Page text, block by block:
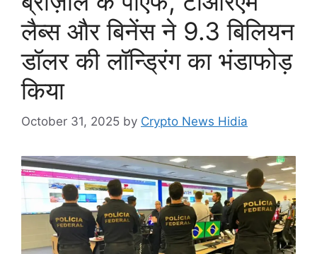
लैब्स और बिनेंस ने 9.3 बिलियन
डॉलर की लॉन्ड्रिंग का भंडाफोड़
किया
October 31, 2025 by Crypto News Hidia